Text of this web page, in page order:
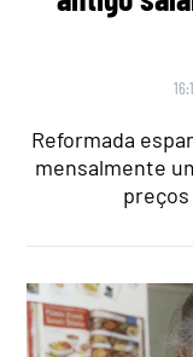
Reformada
mensalmente
preços